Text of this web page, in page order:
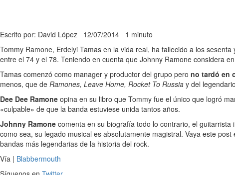
Escrito por: David López 12/07/2014 1 minuto
Tommy Ramone, Erdelyi Tamas en la vida real, ha fallecido a los
entre el 74 y el 78. Teniendo en cuenta que Johnny Ramone considera
Tamas comenzó como manager y productor del grupo pero no tardó en
menos, que de Ramones, Leave Home, Rocket To Russia y del legendario
Dee Dee Ramone opina en su libro que Tommy fue el único que logró
«culpable» de que la banda estuviese unida tantos años.
Johnny Ramone comenta en su biografía todo lo contrario, el
como sea, su legado musical es absolutamente magistral. Vaya este
bandas más legendarias de la historia del rock.
Vía | Blabbermouth